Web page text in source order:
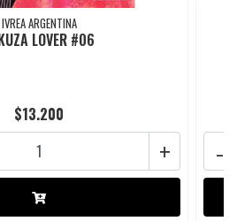
IVREA ARGENTINA
LOVER #06
$13.200
+ -